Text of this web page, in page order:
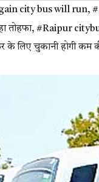
city bus will run,
तोहफा, #Raipur
के लिए चुकानी होगी कम